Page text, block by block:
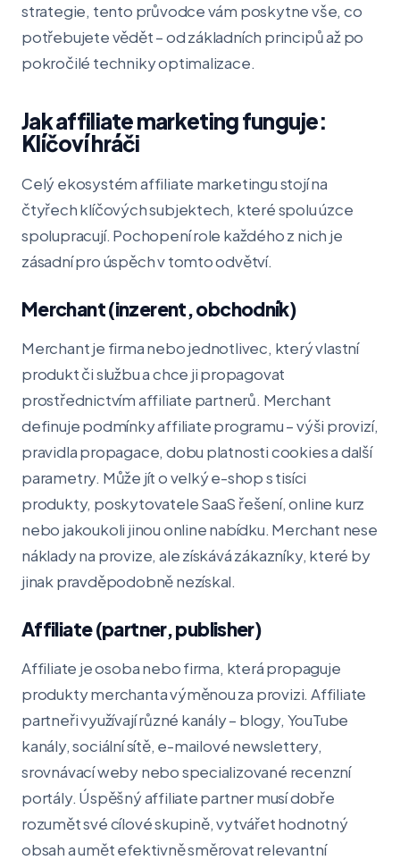
strategie, tento průvodce vám poskytne vše, co
potřebujete vědět – od základních principů až po
pokročilé techniky optimalizace.
Jak affiliate marketing funguje:
Klíčoví hráči
Celý ekosystém affiliate marketingu stojí na
čtyřech klíčových subjektech, které spolu úzce
spolupracují. Pochopení role každého z nich je
zásadní pro úspěch v tomto odvětví.
Merchant (inzerent, obchodník)
Merchant je firma nebo jednotlivec, který vlastní
produkt či službu a chce ji propagovat
prostřednictvím affiliate partnerů. Merchant
definuje podmínky affiliate programu – výši provizí,
pravidla propagace, dobu platnosti cookies a další
parametry. Může jít o velký e-shop s tisíci
produkty, poskytovatele SaaS řešení, online kurz
nebo jakoukoli jinou online nabídku. Merchant nese
náklady na provize, ale získává zákazníky, které by
jinak pravděpodobně nezískal.
Affiliate (partner, publisher)
Affiliate je osoba nebo firma, která propaguje
produkty merchanta výměnou za provizi. Affiliate
partneři využívají různé kanály – blogy, YouTube
kanály, sociální sítě, e-mailové newslettery,
srovnávací weby nebo specializované recenzní
portály. Úspěšný affiliate partner musí dobře
rozumět své cílové skupině, vytvářet hodnotný
obsah a umět efektivně směrovat relevantní